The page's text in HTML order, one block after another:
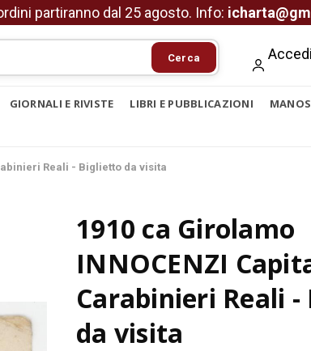
partiranno dal 25 agosto. Info:
Cerca Accedi
GIORNALI E RIVISTE LIBRI E PUBBLICAZIONI
Reali - Biglietto da visita
1910 ca Girolamo
INNOCENZI
Carabinieri Reali
da visita